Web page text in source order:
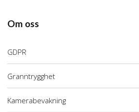
Om oss
GDPR
Granntrygghet
Kamerabevakning